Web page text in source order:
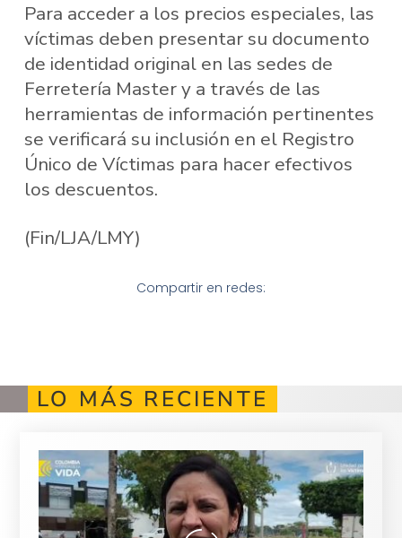
Para acceder a los precios especiales, las
víctimas deben presentar su documento
de identidad original en las sedes de
Ferretería Master y a través de las
herramientas de información pertinentes
se verificará su inclusión en el Registro
Único de Víctimas para hacer efectivos
los descuentos.
(Fin/LJA/LMY)
Compartir en redes:
LO MÁS RECIENTE